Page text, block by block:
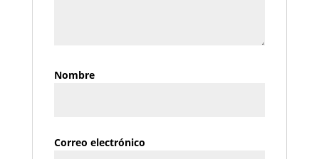
Nombre
Correo electrónico